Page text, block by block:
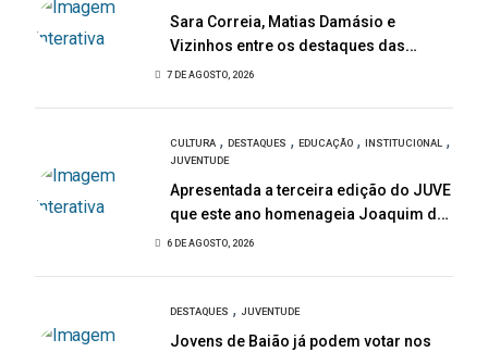
Sara Correia, Matias Damásio e
Vizinhos entre os destaques das
Festas de São Bartolomeu
7 DE AGOSTO, 2026
CULTURA , DESTAQUES , EDUCAÇÃO , INSTITUCIONAL ,
JUVENTUDE
Apresentada a terceira edição do JUVE
que este ano homenageia Joaquim de
Almeida
6 DE AGOSTO, 2026
DESTAQUES , JUVENTUDE
Jovens de Baião já podem votar nos